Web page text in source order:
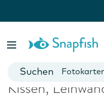
Foto Poster
Ähnliche
Verschönern
Kissen,